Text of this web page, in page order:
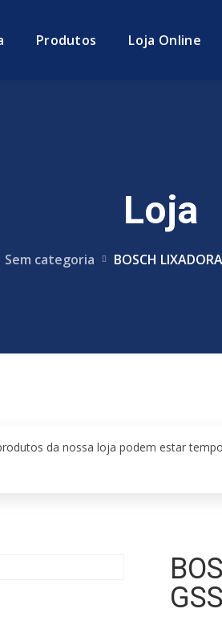
Produtos Loja Online
Loja
Sem categoria BOSCH
da nossa loja podem estar